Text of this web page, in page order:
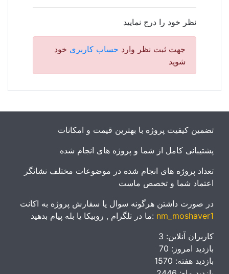
نظر خود را درج نمایید
جهت ثبت نظر وارد حساب کاربری خود
شوید
تضمین کیفیت پروژه با بهترین قیمت و امکانات
پشتیبانی کامل از شما و پروژه های انجام شده
تعداد پروژه های انجام شده در موضوعات مختلف نشانگر
اعتماد شما و تخصص ماست
در صورت داشتن هرگونه سوال یا سفارش پروژه به اکانت
ما در تلگرام , روبیکا یا بله پیام بدهید: nm_moshaver1
کاربران آنلاین: 3
بازدید امروز: 70
بازدید هفته: 1570